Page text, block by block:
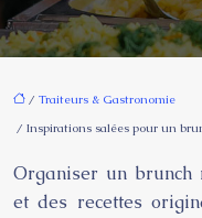
/ Traiteurs & Gastronomie
/ Inspirations salées pour un
Organiser un brunch
et des recettes